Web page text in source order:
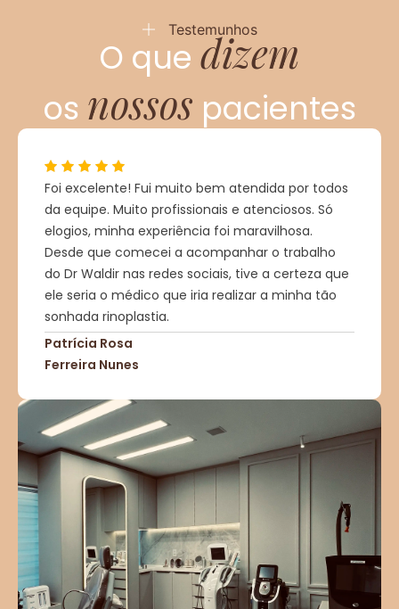
Testemunhos
O que dizem
os nossos pacientes
Foi excelente! Fui muito bem atendida por todos
da equipe. Muito profissionais e atenciosos. Só
elogios, minha experiência foi maravilhosa.
Desde que comecei a acompanhar o trabalho
do Dr Waldir nas redes sociais, tive a certeza que
ele seria o médico que iria realizar a minha tão
sonhada rinoplastia.
Patrícia Rosa
Ferreira Nunes